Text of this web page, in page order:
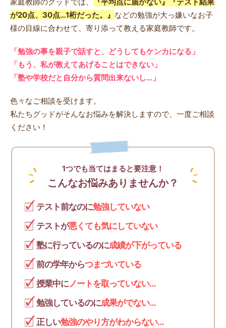
が20点、30点…1桁だった。』 などの勉強が大っ嫌いなお子
様の目線に合わせて、寄り添って教える家庭教師です。
「勉強の事を親子で話すと、どうしてもケンカになる」
「もう、私が教えてあげることはできない」
「塾や学校だと自分から質問出来ないし…」
色々なご相談を受けます。
私たちグッドがそんなお悩みを解決しますので、一度ご相談
ください！
1つでも当てはまると要注意！
こんなお悩みありませんか？
テスト前なのに勉強していない
テストが悪くても気にしていない
塾に行っているのに成績が下がっている
前の学年からつまづいている
授業中にノートを取っていない…
勉強しているのに成果がでない…
正しい勉強のやり方がわからない…